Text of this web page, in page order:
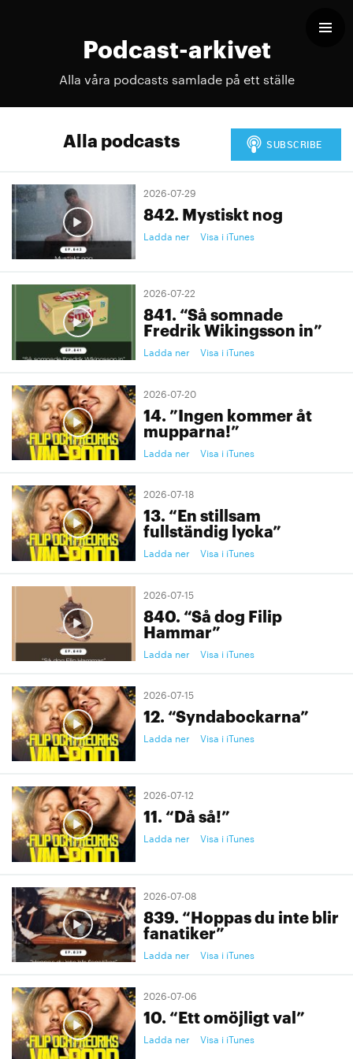
Podcast-arkivet
Alla våra podcasts samlade på ett ställe
Alla podcasts
2026-07-29
842. Mystiskt nog
Ladda ner Visa i iTunes
2026-07-22
841. “Så somnade
Fredrik Wikingsson in”
Ladda ner Visa i iTunes
2026-07-20
14. ”Ingen kommer åt
mupparna!”
Ladda ner Visa i iTunes
2026-07-18
13. “En stillsam
fullständig lycka”
Ladda ner Visa i iTunes
2026-07-15
840. “Så dog Filip
Hammar”
Ladda ner Visa i iTunes
2026-07-15
12. “Syndabockarna”
Ladda ner Visa i iTunes
2026-07-12
11. “Då så!”
Ladda ner Visa i iTunes
2026-07-08
839. “Hoppas du inte blir
fanatiker”
Ladda ner Visa i iTunes
2026-07-06
10. “Ett omöjligt val”
Ladda ner Visa i iTunes